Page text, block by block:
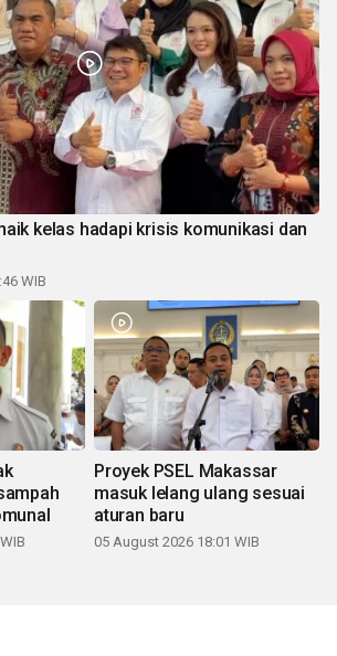
kelas hadapi krisis komunikasi dan
WIB
Proyek PSEL Makassar
masuk lelang ulang sesuai
aturan baru
05 August 2026 18:01 WIB